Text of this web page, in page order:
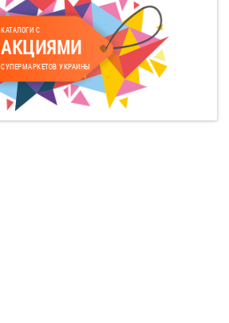
КАТАЛОГИ С
АКЦИЯМИ
СУПЕРМАРКЕТОВ УКРАИНЫ